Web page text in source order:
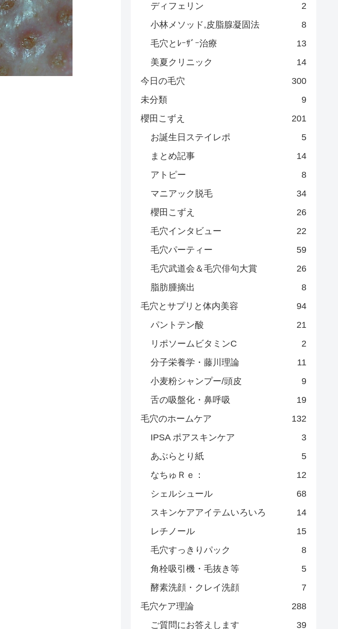
ディフェリン
2
小林メソッド,皮脂腺凝固法
8
毛穴とﾚｰｻﾞｰ治療
13
美夏クリニック
14
今日の毛穴
300
未分類
9
櫻田こずえ
201
お誕生日ステイレポ
5
まとめ記事
14
アトピー
8
マニアック脱毛
34
櫻田こずえ
26
毛穴インタビュー
22
毛穴パーティー
59
毛穴武道会＆毛穴俳句大賞
26
脂肪腫摘出
8
毛穴とサプリと体内美容
94
パントテン酸
21
リポソームビタミンC
2
分子栄養学・藤川理論
11
小麦粉シャンプー/頭皮
9
舌の吸盤化・鼻呼吸
19
毛穴のホームケア
132
IPSA ポアスキンケア
3
あぶらとり紙
5
なちゅＲｅ：
12
シェルシュール
68
スキンケアアイテムいろいろ
14
レチノール
15
毛穴すっきりパック
8
角栓吸引機・毛抜き等
5
酵素洗顔・クレイ洗顔
7
毛穴ケア理論
288
ご質問にお答えします
39